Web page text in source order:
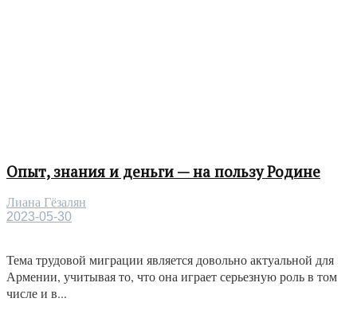
Опыт, знания и деньги — на пользу Родине
Лиана Гёзалян
2023-05-30
Тема трудовой миграции является довольно актуальной для
Армении, учитывая то, что она играет серьезную роль в том
числе и в...